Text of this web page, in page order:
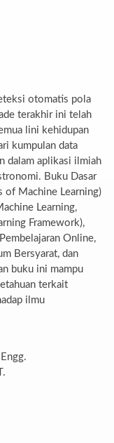
otomatis pola
terakhir ini telah
lini kehidupan
kumpulan data
dalam aplikasi ilmiah
Buku Dasar
of Machine Learning)
Learning,
Framework),
Online,
Bersyarat, dan
buku ini mampu
terkait
ilmu